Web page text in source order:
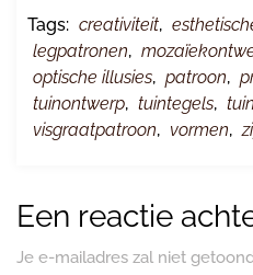
Tags: creativiteit,
legpatronen,
optische illusies, patroon,
tuinontwerp, tuintegels,
visgraatpatroon, vormen,
Een reactie
Je e-mailadres zal niet